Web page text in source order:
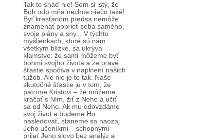
Tak to snáď nie! Som si istý, že
Boh odo mňa nechce niečo také!
Byť kresťanom predsa nemôže
znamenať poprieť seba samého,
svoje plány a sny... V týchto
myšlienkach, ktoré sú nám
všetkým blízke, sa ukrýva
klamstvo: že sami môžeme byť
bohmi svojho života a že pravé
šťastie spočíva v naplnení našich
túžob. Ale nie je to tak. Naše
skutočné šťastie je v tom, že
patríme Kristovi – že môžeme
kráčať s Ním, žiť z Neho a učiť
sa od Neho. Ak mu odovzdáme
svoj život a budeme Ho
nasledovať, staneme sa naozaj
Jeho učeníkmi – schopnými
prijať Jeho slovo bez analýz a